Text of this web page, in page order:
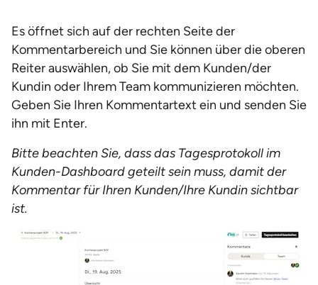
Es öffnet sich auf der rechten Seite der
Kommentarbereich und Sie können über die oberen
Reiter auswählen, ob Sie mit dem Kunden/der
Kundin oder Ihrem Team kommunizieren möchten.
Geben Sie Ihren Kommentartext ein und senden Sie
ihn mit Enter.
Bitte beachten Sie, dass das Tagesprotokoll im
Kunden-Dashboard geteilt sein muss, damit der
Kommentar für Ihren Kunden/Ihre Kundin sichtbar
ist.